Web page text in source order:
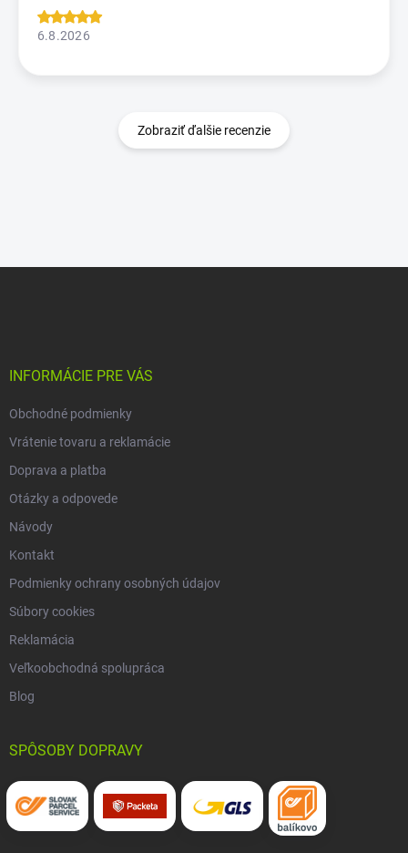
6.8.2026
Zobraziť ďalšie recenzie
INFORMÁCIE PRE VÁS
Obchodné podmienky
Vrátenie tovaru a reklamácie
Doprava a platba
Otázky a odpovede
Návody
Kontakt
Podmienky ochrany osobných údajov
Súbory cookies
Reklamácia
Veľkoobchodná spolupráca
Blog
SPÔSOBY DOPRAVY